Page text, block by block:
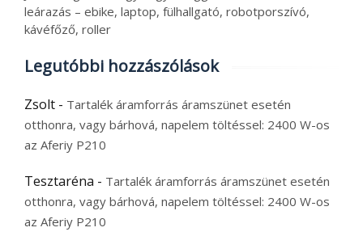
leárazás – ebike, laptop, fülhallgató, robotporszívó,
kávéfőző, roller
Legutóbbi hozzászólások
Zsolt - Tartalék áramforrás áramszünet esetén
otthonra, vagy bárhová, napelem töltéssel: 2400 W-os
az Aferiy P210
Tesztaréna - Tartalék áramforrás áramszünet esetén
otthonra, vagy bárhová, napelem töltéssel: 2400 W-os
az Aferiy P210